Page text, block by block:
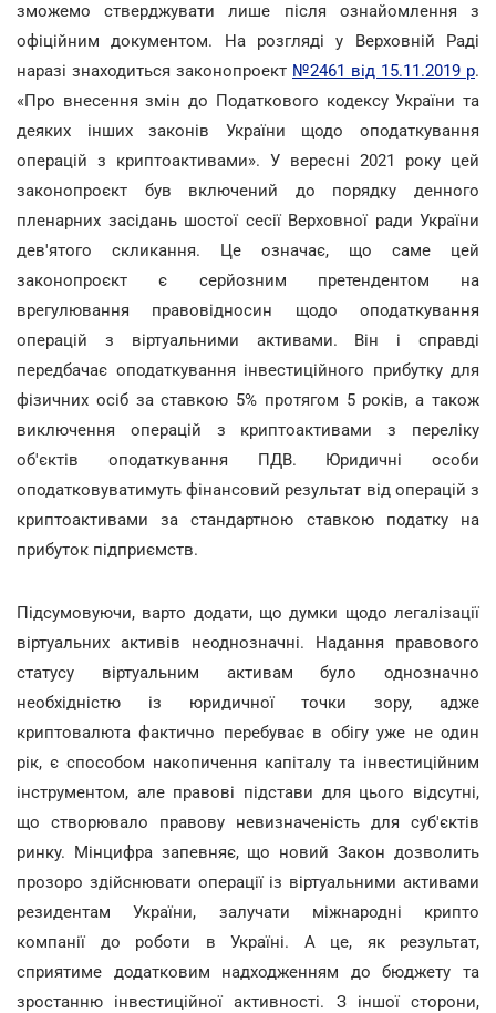
зможемо стверджувати лише після ознайомлення з
офіційним документом. На розгляді у Верховній Раді
наразі знаходиться законопроект №2461 від 15.11.2019 р.
«Про внесення змін до Податкового кодексу України та
деяких інших законів України щодо оподаткування
операцій з криптоактивами». У вересні 2021 року цей
законопроєкт був включений до порядку денного
пленарних засідань шостої сесії Верховної ради України
дев'ятого скликання. Це означає, що саме цей
законопроєкт є серйозним претендентом на
врегулювання правовідносин щодо оподаткування
операцій з віртуальними активами. Він і справді
передбачає оподаткування інвестиційного прибутку для
фізичних осіб за ставкою 5% протягом 5 років, а також
виключення операцій з криптоактивами з переліку
об'єктів оподаткування ПДВ. Юридичні особи
оподатковуватимуть фінансовий результат від операцій з
криптоактивами за стандартною ставкою податку на
прибуток підприємств.
Підсумовуючи, варто додати, що думки щодо легалізації
віртуальних активів неоднозначні. Надання правового
статусу віртуальним активам було однозначно
необхідністю із юридичної точки зору, адже
криптовалюта фактично перебуває в обігу уже не один
рік, є способом накопичення капіталу та інвестиційним
інструментом, але правові підстави для цього відсутні,
що створювало правову невизначеність для суб'єктів
ринку. Мінцифра запевняє, що новий Закон дозволить
прозоро здійснювати операції із віртуальними активами
резидентам України, залучати міжнародні крипто
компанії до роботи в Україні. А це, як результат,
сприятиме додатковим надходженням до бюджету та
зростанню інвестиційної активності. З іншої сторони,